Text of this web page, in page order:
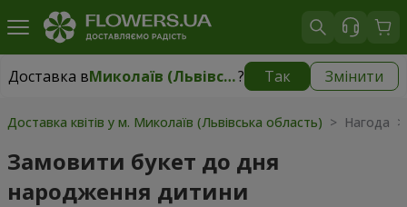
Доставка в Миколаїв (Львівська область)? Так Змінити
Доставка вМиколаїв (Львівська область) 510 грн
Доставка квітів у м. Миколаїв (Львівська область) > Нагода
Замовити букет до дня
народження дитини